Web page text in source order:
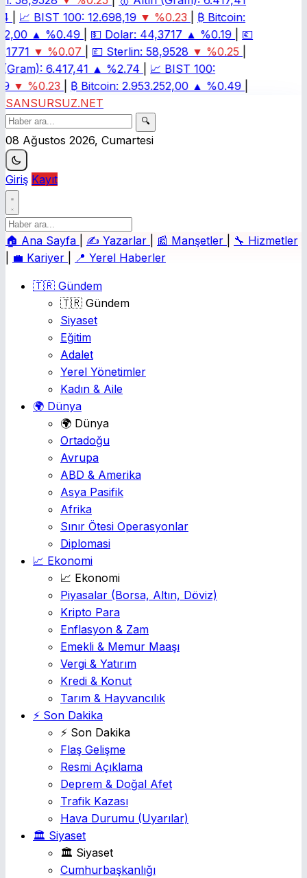
| 📈 BIST 100: 12.698,19 ▼ %0.23 | ₿ Bitcoin:
▲ %0.49 | 💵 Dolar: 44,3717 ▲ %0.19 |
💶
▼ %0.07 | 💷 Sterlin: 58,9528 ▼ %0.25 |
6.417,41 ▲ %2.74 | 📈 BIST 100:
▼ %0.23 | ₿ Bitcoin: 2.953.252,00 ▲ %0.49 |
SANSURSUZ.NET
🔍
08 Ağustos 2026, Cumartesi
Giriş Kayıt
🏠 Ana Sayfa ✍️ Yazarlar 📰 Manşetler 🔧 Hizmetler
💼 Kariyer 📍 Yerel Haberler
🇹🇷 Gündem
🇹🇷 Gündem
Siyaset
Eğitim
Adalet
Yerel Yönetimler
Kadın & Aile
🌍 Dünya
🌍 Dünya
Ortadoğu
Avrupa
ABD & Amerika
Asya Pasifik
Afrika
Sınır Ötesi Operasyonlar
Diplomasi
📈 Ekonomi
📈 Ekonomi
Piyasalar (Borsa, Altın, Döviz)
Kripto Para
Enflasyon & Zam
Emekli & Memur Maaşı
Vergi & Yatırım
Kredi & Konut
Tarım & Hayvancılık
⚡ Son Dakika
⚡ Son Dakika
Flaş Gelişme
Resmi Açıklama
Deprem & Doğal Afet
Trafik Kazası
Hava Durumu (Uyarılar)
🏛️ Siyaset
🏛️ Siyaset
Cumhurbaşkanlığı